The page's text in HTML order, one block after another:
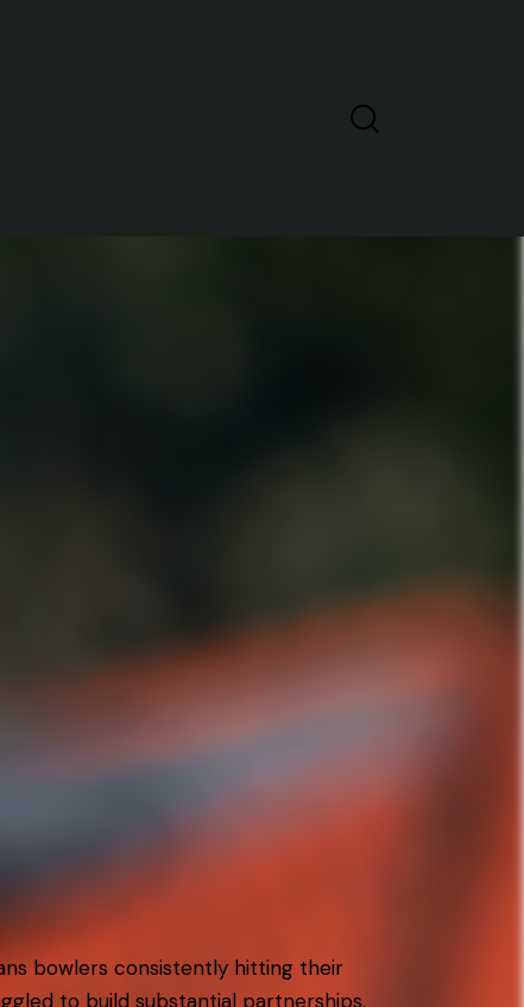
bowlers consistently hitting their
to build substantial partnerships.